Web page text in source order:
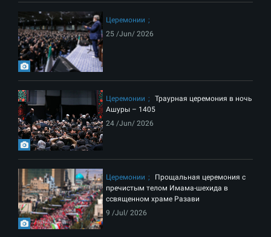
Церемонии
25 /Jun/ 2026
Церемонии
Траурная церемония в ночь
Ашуры – 1405
24 /Jun/ 2026
Церемонии
Прощальная церемония с
пречистым телом Имама-шехида в
ссвященном храме Разави
9 /Jul/ 2026